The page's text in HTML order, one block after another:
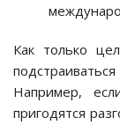
Как только
Например,
пригодятся